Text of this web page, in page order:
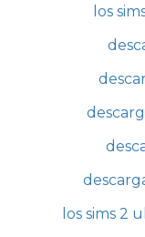
los
los sims 2